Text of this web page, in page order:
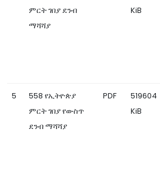
ምርት ገበያ ደንብ
ማሻሻያ
KiB
5
558 የኢትዮጵያ
ምርት ገበያ የውስጥ
ደንብ ማሻሻያ
PDF
519604
KiB